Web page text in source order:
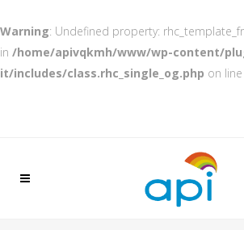
Warning: Undefined property:
in /home/apivqkmh/www/wp-content/
it/includes/class.rhc_single_og.php on line